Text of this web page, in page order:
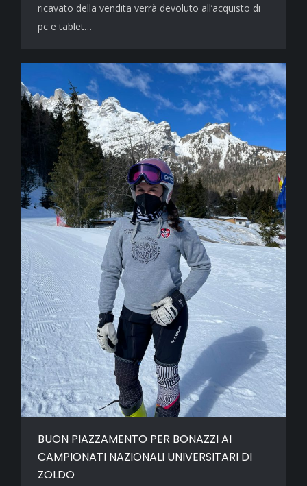
ricavato della vendita verrà devoluto all’acquisto di
pc e tablet…
BUON PIAZZAMENTO PER BONAZZI AI
CAMPIONATI NAZIONALI UNIVERSITARI DI
ZOLDO